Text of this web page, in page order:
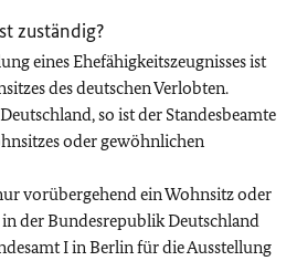
zuständig?
eines Ehefähigkeitszeugnisses ist
des deutschen Verlobten.
so ist der Standesbeamte
oder gewöhnlichen
vorübergehend ein Wohnsitz oder
der Bundesrepublik Deutschland
I in Berlin für die Ausstellung